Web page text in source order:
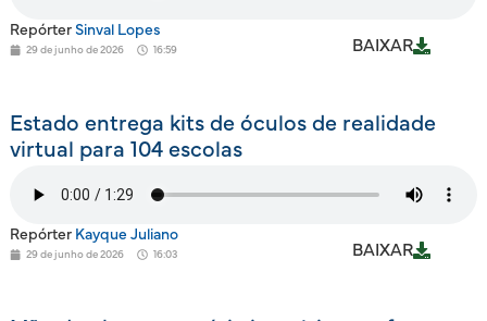
Repórter Sinval Lopes
29 de junho de 2026 16:59 BAIXAR
Estado entrega kits de óculos de realidade
virtual para 104 escolas
Repórter Kayque Juliano
29 de junho de 2026 16:03 BAIXAR